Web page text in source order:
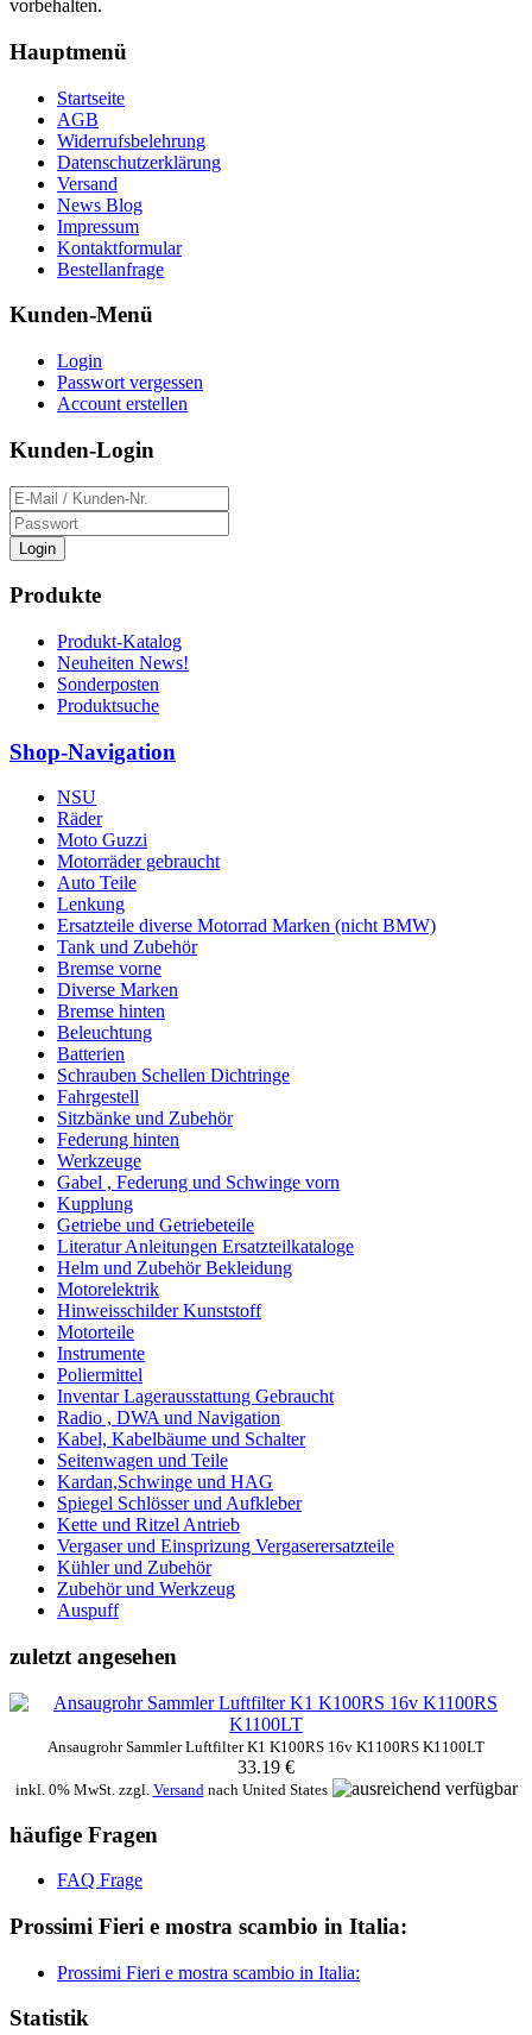
vorbehalten.
Hauptmenü
Startseite
AGB
Widerrufsbelehrung
Datenschutzerklärung
Versand
News Blog
Impressum
Kontaktformular
Bestellanfrage
Kunden-Menü
Login
Passwort vergessen
Account erstellen
Kunden-Login
Login
Produkte
Produkt-Katalog
Neuheiten News!
Sonderposten
Produktsuche
Shop-Navigation
NSU
Räder
Moto Guzzi
Motorräder gebraucht
Auto Teile
Lenkung
Ersatzteile diverse Motorrad Marken (nicht BMW)
Tank und Zubehör
Bremse vorne
Diverse Marken
Bremse hinten
Beleuchtung
Batterien
Schrauben Schellen Dichtringe
Fahrgestell
Sitzbänke und Zubehör
Federung hinten
Werkzeuge
Gabel , Federung und Schwinge vorn
Kupplung
Getriebe und Getriebeteile
Literatur Anleitungen Ersatzteilkataloge
Helm und Zubehör Bekleidung
Motorelektrik
Hinweisschilder Kunststoff
Motorteile
Instrumente
Poliermittel
Inventar Lagerausstattung Gebraucht
Radio , DWA und Navigation
Kabel, Kabelbäume und Schalter
Seitenwagen und Teile
Kardan,Schwinge und HAG
Spiegel Schlösser und Aufkleber
Kette und Ritzel Antrieb
Vergaser und Einsprizung Vergaserersatzteile
Kühler und Zubehör
Zubehör und Werkzeug
Auspuff
zuletzt angesehen
Ansaugrohr Sammler Luftfilter K1 K100RS 16v K1100RS K1100LT
33.19 €
inkl. 0% MwSt. zzgl. Versand nach United States
häufige Fragen
FAQ Frage
Prossimi Fieri e mostra scambio in Italia:
Prossimi Fieri e mostra scambio in Italia:
Statistik